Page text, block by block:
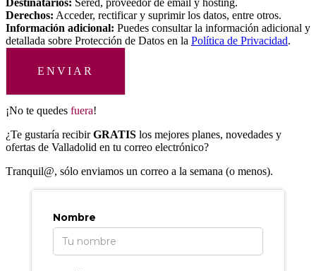
Derechos: Acceder, rectificar y suprimir los datos, entre otros.
Información adicional: Puedes consultar la información adicional y
detallada sobre Protección de Datos en la Política de Privacidad.
ENVIAR
¡No te quedes fuera!
¿Te gustaría recibirGRATIS los mejores planes, novedades y
ofertas de Valladolid en tu correo electrónico?
Tranquil@, sólo enviamos un correo a la semana (o menos).